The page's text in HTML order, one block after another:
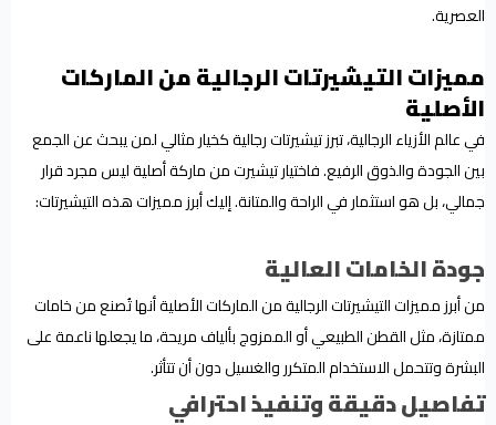
العصرية.
مميزات التيشيرتات الرجالية من الماركات
الأصلية
في عالم الأزياء الرجالية، تبرز تيشيرتات رجالية كخيار مثالي لمن يبحث عن الجمع
بين الجودة والذوق الرفيع. فاختيار تيشيرت من ماركة أصلية ليس مجرد قرار
جمالي، بل هو استثمار في الراحة والمتانة. إليك أبرز مميزات هذه التيشيرتات:
جودة الخامات العالية
من أبرز مميزات التيشيرتات الرجالية من الماركات الأصلية أنها تُصنع من خامات
ممتازة، مثل القطن الطبيعي أو الممزوج بألياف مريحة، ما يجعلها ناعمة على
البشرة وتتحمل الاستخدام المتكرر والغسيل دون أن تتأثر.
تفاصيل دقيقة وتنفيذ احترافي